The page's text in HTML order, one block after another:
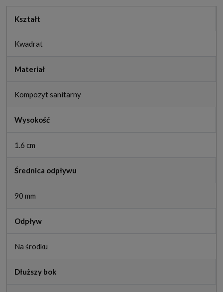
Kształt
Kwadrat
Materiał
Kompozyt sanitarny
Wysokość
1.6 cm
Średnica odpływu
90 mm
Odpływ
Na środku
Dłuższy bok